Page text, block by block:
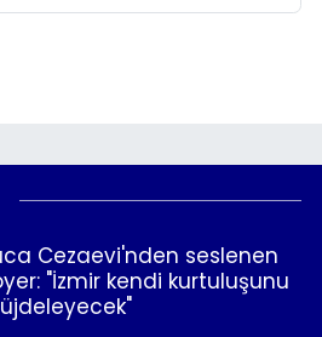
Cezaevi'nden seslenen
"İzmir kendi kurtuluşunu